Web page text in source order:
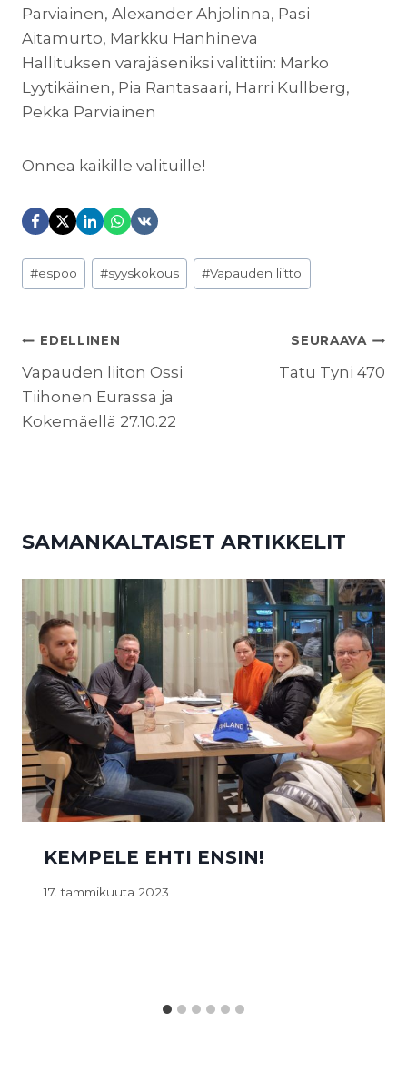
Parviainen, Alexander Ahjolinna, Pasi
Aitamurto, Markku Hanhineva
Hallituksen varajäseniksi valittiin: Marko
Lyytikäinen, Pia Rantasaari, Harri Kullberg,
Pekka Parviainen
Onnea kaikille valituille!
Avainsanat:
#espoo #syyskokous #Vapauden liitto
ARTIKKELIEN
SELAUS
EDELLINEN
Vapauden liiton Ossi
Tiihonen Eurassa ja
Kokemäellä 27.10.22
SEURAAVA
Tatu Tyni 470
SAMANKALTAISET ARTIKKELIT
KEMPELE EHTI ENSIN!
17. tammikuuta 2023